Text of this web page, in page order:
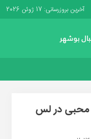
آخرین بروزرسانی: 17 ژوئن 2026
محبی در لس